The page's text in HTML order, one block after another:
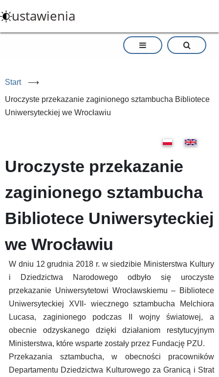
do
treści
ustawienia
Start ⟶
Uroczyste przekazanie zaginionego sztambucha Bibliotece
Uniwersyteckiej we Wrocławiu
Uroczyste przekazanie
zaginionego sztambucha
Bibliotece Uniwersyteckiej
we Wrocławiu
W dniu 12 grudnia 2018 r. w siedzibie Ministerstwa Kultury
i Dziedzictwa Narodowego odbyło się uroczyste
przekazanie Uniwersytetowi Wrocławskiemu – Bibliotece
Uniwersyteckiej XVII- wiecznego sztambucha Melchiora
Lucasa, zaginionego podczas II wojny światowej, a
obecnie odzyskanego dzięki działaniom restytucyjnym
Ministerstwa, które wsparte zostały przez Fundację PZU.
Przekazania sztambucha, w obecności pracowników
Departamentu Dziedzictwa Kulturowego za Granicą i Strat